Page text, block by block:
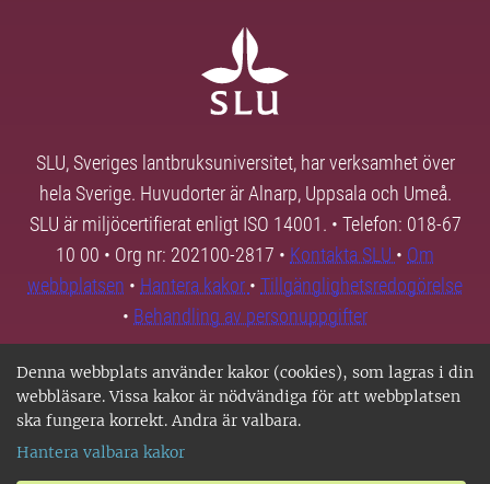
Denna webbplats använder kakor (cookies), som lagras i din
webbläsare. Vissa kakor är nödvändiga för att webbplatsen
ska fungera korrekt. Andra är valbara.
Hantera valbara kakor
SLU, Sveriges lantbruksuniversitet, har verksamhet över
hela Sverige. Huvudorter är Alnarp, Uppsala och Umeå.
SLU är miljöcertifierat enligt ISO 14001. • Telefon: 018-67
10 00 • Org nr: 202100-2817 • Kontakta SLU • Om
webbplatsen • Hantera kakor • Tillgänglighetsredogörelse
• Behandling av personuppgifter